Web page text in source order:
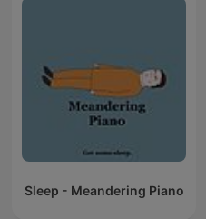
Sleep - Meandering Piano